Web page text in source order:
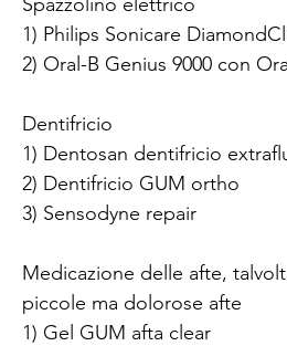
1) Philips Sonicare
2) Oral-B Genius 9000 con
Dentifricio
1) Dentosan dentifricio
2) Dentifricio GUM ortho
3) Sensodyne repair
Medicazione delle afte,
piccole ma dolorose afte
1) Gel GUM afta clear